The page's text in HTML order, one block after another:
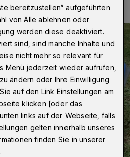
bereitzustellen“ aufgeführten
von Alle ablehnen oder
werden diese deaktiviert.
sind, sind manche Inhalte und
nicht mehr so relevant für
Menü jederzeit wieder aufrufen,
ändern oder Ihre Einwilligung
auf den Link Einstellungen am
klicken [oder das
links auf der Webseite, falls
gelten innerhalb unseres
finden Sie in unserer